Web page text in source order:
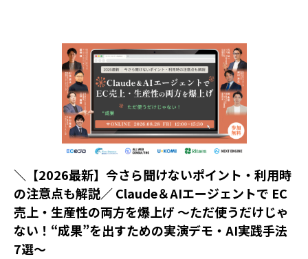
＼【2026最新】今さら聞けないポイント・利用時
の注意点も解説／ Claude＆AIエージェントで EC
売上・生産性の両方を爆上げ ～ただ使うだけじゃ
ない！“成果”を出すための実演デモ・AI実践手法
7選～